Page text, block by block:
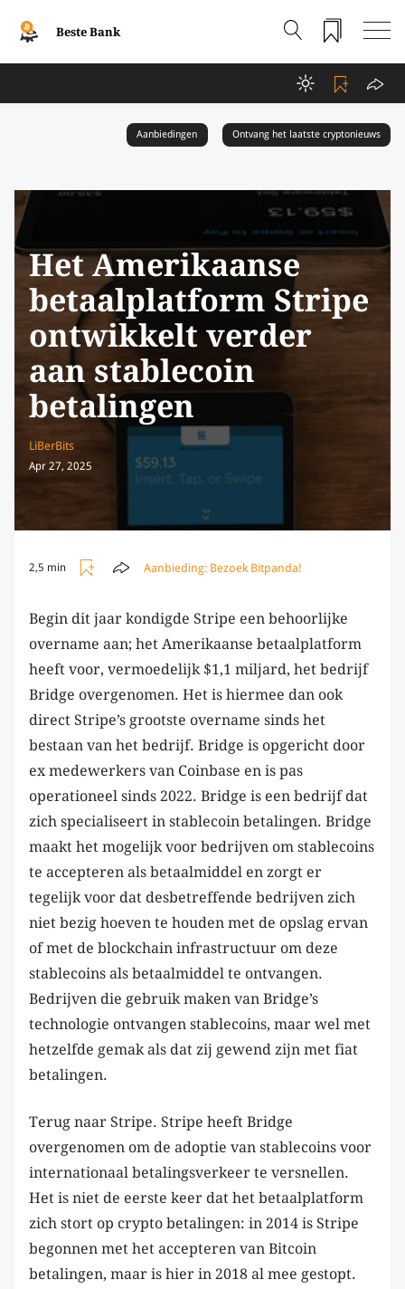
Beste Bank
Aanbiedingen Ontvang het laatste cryptonieuws
Het Amerikaanse
betaalplatform Stripe
ontwikkelt verder
aan stablecoin
betalingen
LiBerBits
Apr 27, 2025
2,5 min Aanbieding: Bezoek Bitpanda!
Begin dit jaar kondigde Stripe een behoorlijke
overname aan; het Amerikaanse betaalplatform
heeft voor, vermoedelijk $1,1 miljard, het bedrijf
Bridge overgenomen. Het is hiermee dan ook
direct Stripe’s grootste overname sinds het
bestaan van het bedrijf. Bridge is opgericht door
ex medewerkers van Coinbase en is pas
operationeel sinds 2022. Bridge is een bedrijf dat
zich specialiseert in stablecoin betalingen. Bridge
maakt het mogelijk voor bedrijven om stablecoins
te accepteren als betaalmiddel en zorgt er
tegelijk voor dat desbetreffende bedrijven zich
niet bezig hoeven te houden met de opslag ervan
of met de blockchain infrastructuur om deze
stablecoins als betaalmiddel te ontvangen.
Bedrijven die gebruik maken van Bridge’s
technologie ontvangen stablecoins, maar wel met
hetzelfde gemak als dat zij gewend zijn met fiat
betalingen.
Terug naar Stripe. Stripe heeft Bridge
overgenomen om de adoptie van stablecoins voor
internationaal betalingsverkeer te versnellen.
Het is niet de eerste keer dat het betaalplatform
zich stort op crypto betalingen: in 2014 is Stripe
begonnen met het accepteren van Bitcoin
betalingen, maar is hier in 2018 al mee gestopt.